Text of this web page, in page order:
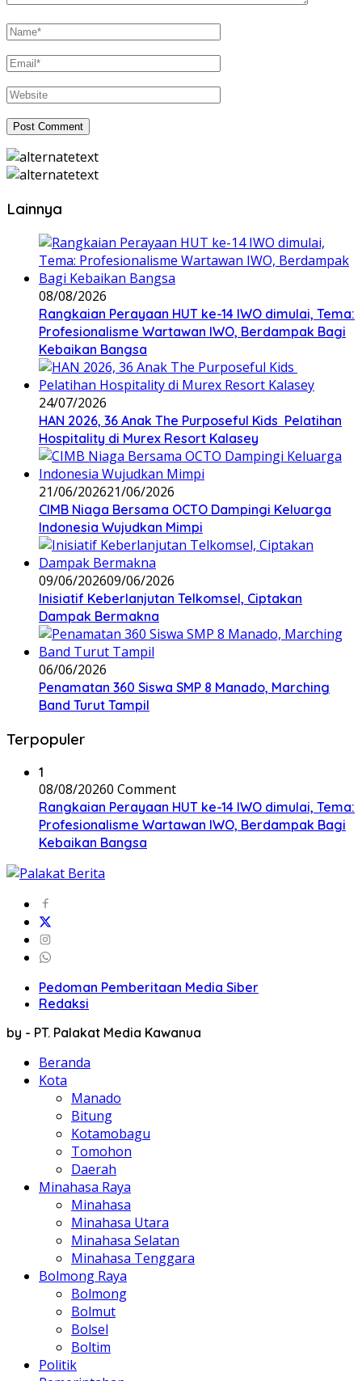
Lainnya
08/08/2026
Rangkaian Perayaan HUT ke-14 IWO dimulai, Tema:
Profesionalisme Wartawan IWO, Berdampak Bagi
Kebaikan Bangsa
24/07/2026
HAN 2026, 36 Anak The Purposeful Kids Pelatihan
Hospitality di Murex Resort Kalasey
21/06/202621/06/2026
CIMB Niaga Bersama OCTO Dampingi Keluarga
Indonesia Wujudkan Mimpi
09/06/202609/06/2026
Inisiatif Keberlanjutan Telkomsel, Ciptakan
Dampak Bermakna
06/06/2026
Penamatan 360 Siswa SMP 8 Manado, Marching
Band Turut Tampil
Terpopuler
1
08/08/20260 Comment
Rangkaian Perayaan HUT ke-14 IWO dimulai, Tema:
Profesionalisme Wartawan IWO, Berdampak Bagi
Kebaikan Bangsa
Pedoman Pemberitaan Media Siber
Redaksi
by - PT. Palakat Media Kawanua
Beranda
Kota
Manado
Bitung
Kotamobagu
Tomohon
Daerah
Minahasa Raya
Minahasa
Minahasa Utara
Minahasa Selatan
Minahasa Tenggara
Bolmong Raya
Bolmong
Bolmut
Bolsel
Boltim
Politik